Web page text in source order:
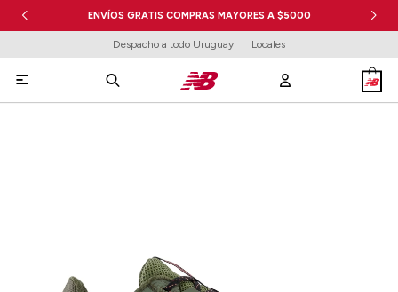
ENVÍOS GRATIS COMPRAS MAYORES A $5000
Despacho a todo Uruguay Locales
